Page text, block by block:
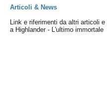
Articoli & News
Link e riferimenti da altri articoli e
a Highlander - L'ultimo immortale